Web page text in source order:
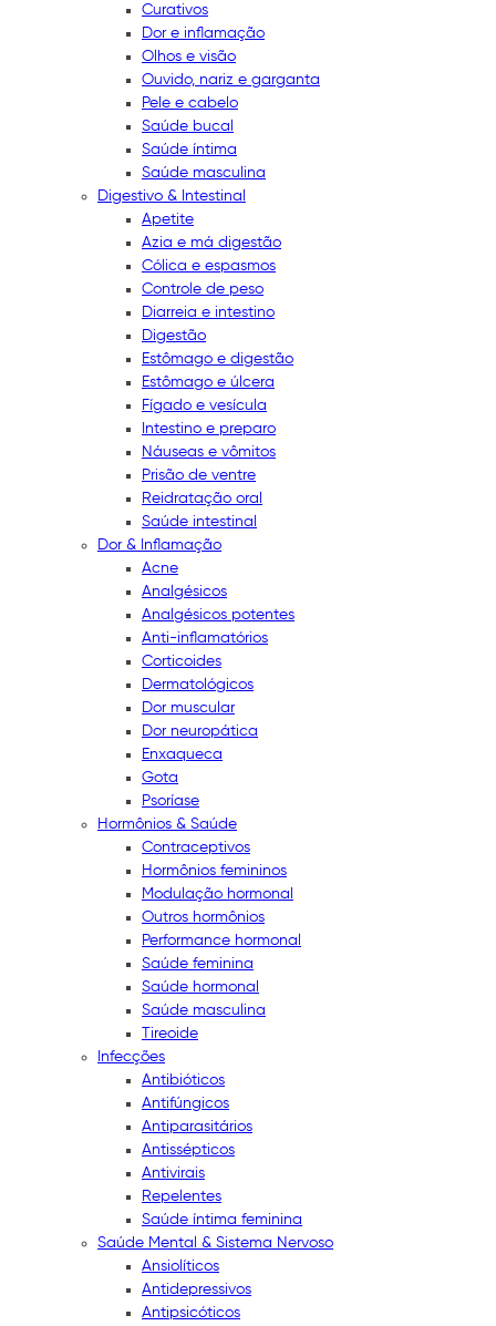
Curativos
Dor e inflamação
Olhos e visão
Ouvido, nariz e garganta
Pele e cabelo
Saúde bucal
Saúde íntima
Saúde masculina
Digestivo & Intestinal
Apetite
Azia e má digestão
Cólica e espasmos
Controle de peso
Diarreia e intestino
Digestão
Estômago e digestão
Estômago e úlcera
Fígado e vesícula
Intestino e preparo
Náuseas e vômitos
Prisão de ventre
Reidratação oral
Saúde intestinal
Dor & Inflamação
Acne
Analgésicos
Analgésicos potentes
Anti-inflamatórios
Corticoides
Dermatológicos
Dor muscular
Dor neuropática
Enxaqueca
Gota
Psoríase
Hormônios & Saúde
Contraceptivos
Hormônios femininos
Modulação hormonal
Outros hormônios
Performance hormonal
Saúde feminina
Saúde hormonal
Saúde masculina
Tireoide
Infecções
Antibióticos
Antifúngicos
Antiparasitários
Antissépticos
Antivirais
Repelentes
Saúde íntima feminina
Saúde Mental & Sistema Nervoso
Ansiolíticos
Antidepressivos
Antipsicóticos